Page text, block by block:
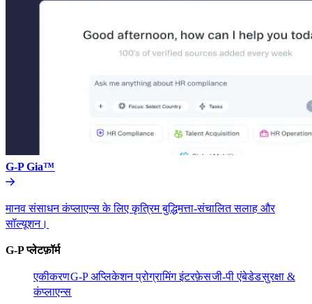
G-P Gia™​​
मानव संसाधन कंप्लाएन्स के लिए कृत्रिम बुद्धिमत्ता-संचालित सलाह और
सॉल्यूशन।​​
G-P प्लेटफ़ॉर्म​​
एकीकरण​​G-P अप्लिकेशन प्रोग्रामिंग इंटरफ़ेस​​जी-पी एंबेडेड​​सुरक्षा &
कंप्लाएन्स​​